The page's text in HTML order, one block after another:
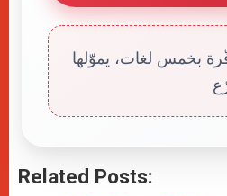
بخمس لغات، يموّلها
Related Posts: